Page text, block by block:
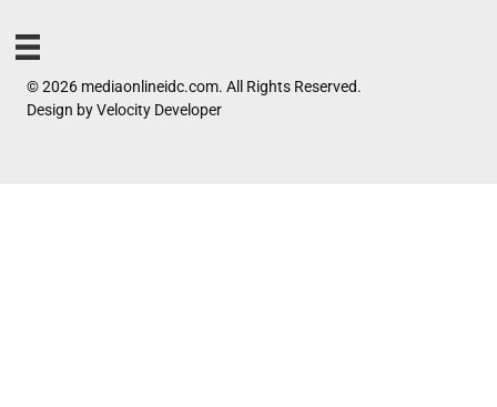
© 2026 mediaonlineidc.com. All Rights Reserved.
Design byVelocity Developer